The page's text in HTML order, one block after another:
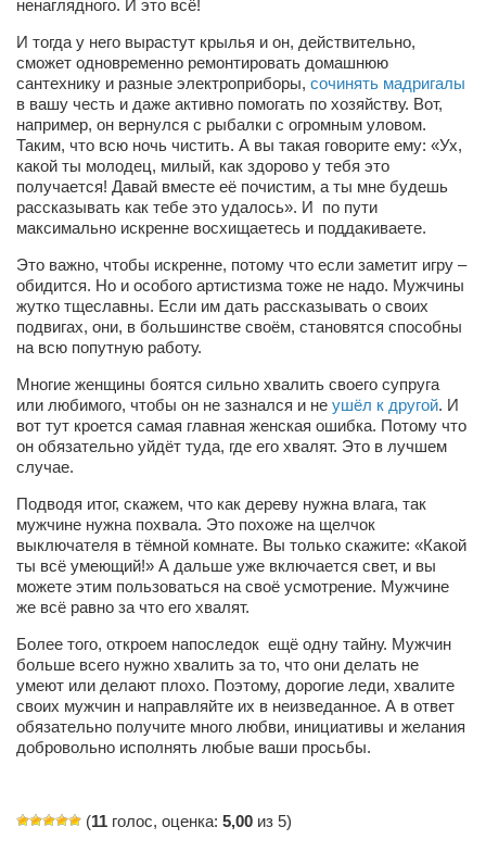
Евгений Полюхович
Ольга Чикина
Бизнес-партнёры
Здоровье
Врач психиатр–нарколог Анплеев А.Б.
Косметологическое отделение КП Сумская
городская клиническая больница №4
Оптика — Медтехника
Тенториум -центр независимых дистрибьюторов
Кафе, клубы, рестораны
«ЧАЙ — КАВА» магазин — кафе
Магазины
«Книголюб» — супермаркет
Багетный двор
МАГАЗИН СТИХОВ НА ЗАКАЗ
Туризм
«Траверс» — экипировочный центр
Журналисты
ненаглядного. И это всё!
И тогда у него вырастут крылья и он, действительно,
сможет одновременно ремонтировать домашнюю
сантехнику и разные электроприборы, сочинять мадригалы
в вашу честь и даже активно помогать по хозяйству. Вот,
например, он вернулся с рыбалки с огромным уловом.
Таким, что всю ночь чистить. А вы такая говорите ему: «Ух,
какой ты молодец, милый, как здорово у тебя это
получается! Давай вместе её почистим, а ты мне будешь
рассказывать как тебе это удалось». И по пути
максимально искренне восхищаетесь и поддакиваете.
Это важно, чтобы искренне, потому что если заметит игру –
обидится. Но и особого артистизма тоже не надо. Мужчины
жутко тщеславны. Если им дать рассказывать о своих
подвигах, они, в большинстве своём, становятся способны
на всю попутную работу.
Многие женщины боятся сильно хвалить своего супруга
или любимого, чтобы он не зазнался и не ушёл к другой. И
вот тут кроется самая главная женская ошибка. Потому что
он обязательно уйдёт туда, где его хвалят. Это в лучшем
случае.
Подводя итог, скажем, что как дереву нужна влага, так
мужчине нужна похвала. Это похоже на щелчок
выключателя в тёмной комнате. Вы только скажите: «Какой
ты всё умеющий!» А дальше уже включается свет, и вы
можете этим пользоваться на своё усмотрение. Мужчине
же всё равно за что его хвалят.
Более того, откроем напоследок ещё одну тайну. Мужчин
больше всего нужно хвалить за то, что они делать не
умеют или делают плохо. Поэтому, дорогие леди, хвалите
своих мужчин и направляйте их в неизведанное. А в ответ
обязательно получите много любви, инициативы и желания
добровольно исполнять любые ваши просьбы.
(11 голос, оценка: 5,00 из 5)